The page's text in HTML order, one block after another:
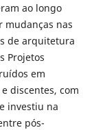
ao longo
mudanças nas
de arquitetura
Projetos
em
discentes, com
investiu na
pós-